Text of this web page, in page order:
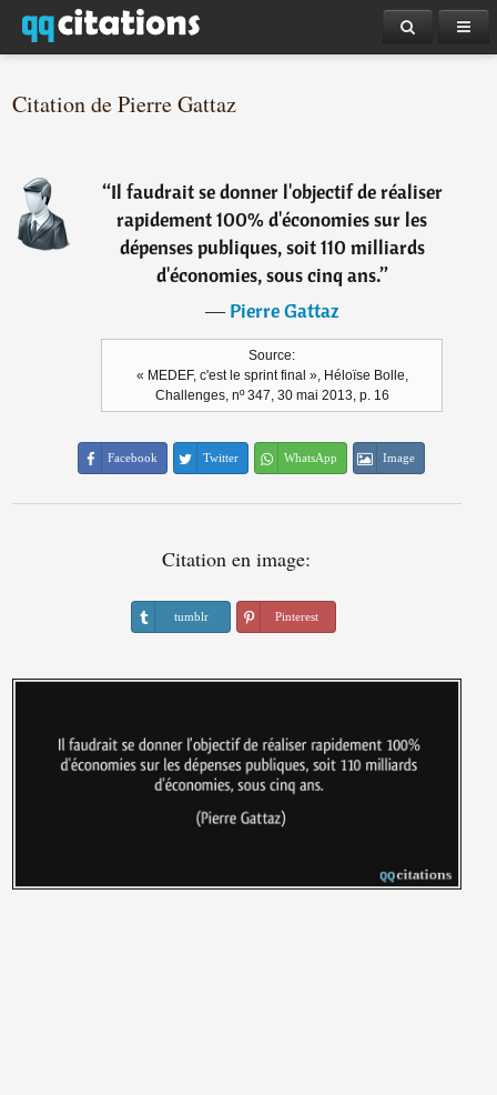
Citation de Pierre Gattaz
“Il faudrait se donner l'objectif de réaliser
rapidement 100% d'économies sur les
dépenses publiques, soit 110 milliards
d'économies, sous cinq ans.”
―Pierre Gattaz
Source:
« MEDEF, c'est le sprint final », Héloïse Bolle,
Challenges, nº 347, 30 mai 2013, p. 16
Facebook Twitter WhatsApp Image
Citation en image:
tumblr Pinterest